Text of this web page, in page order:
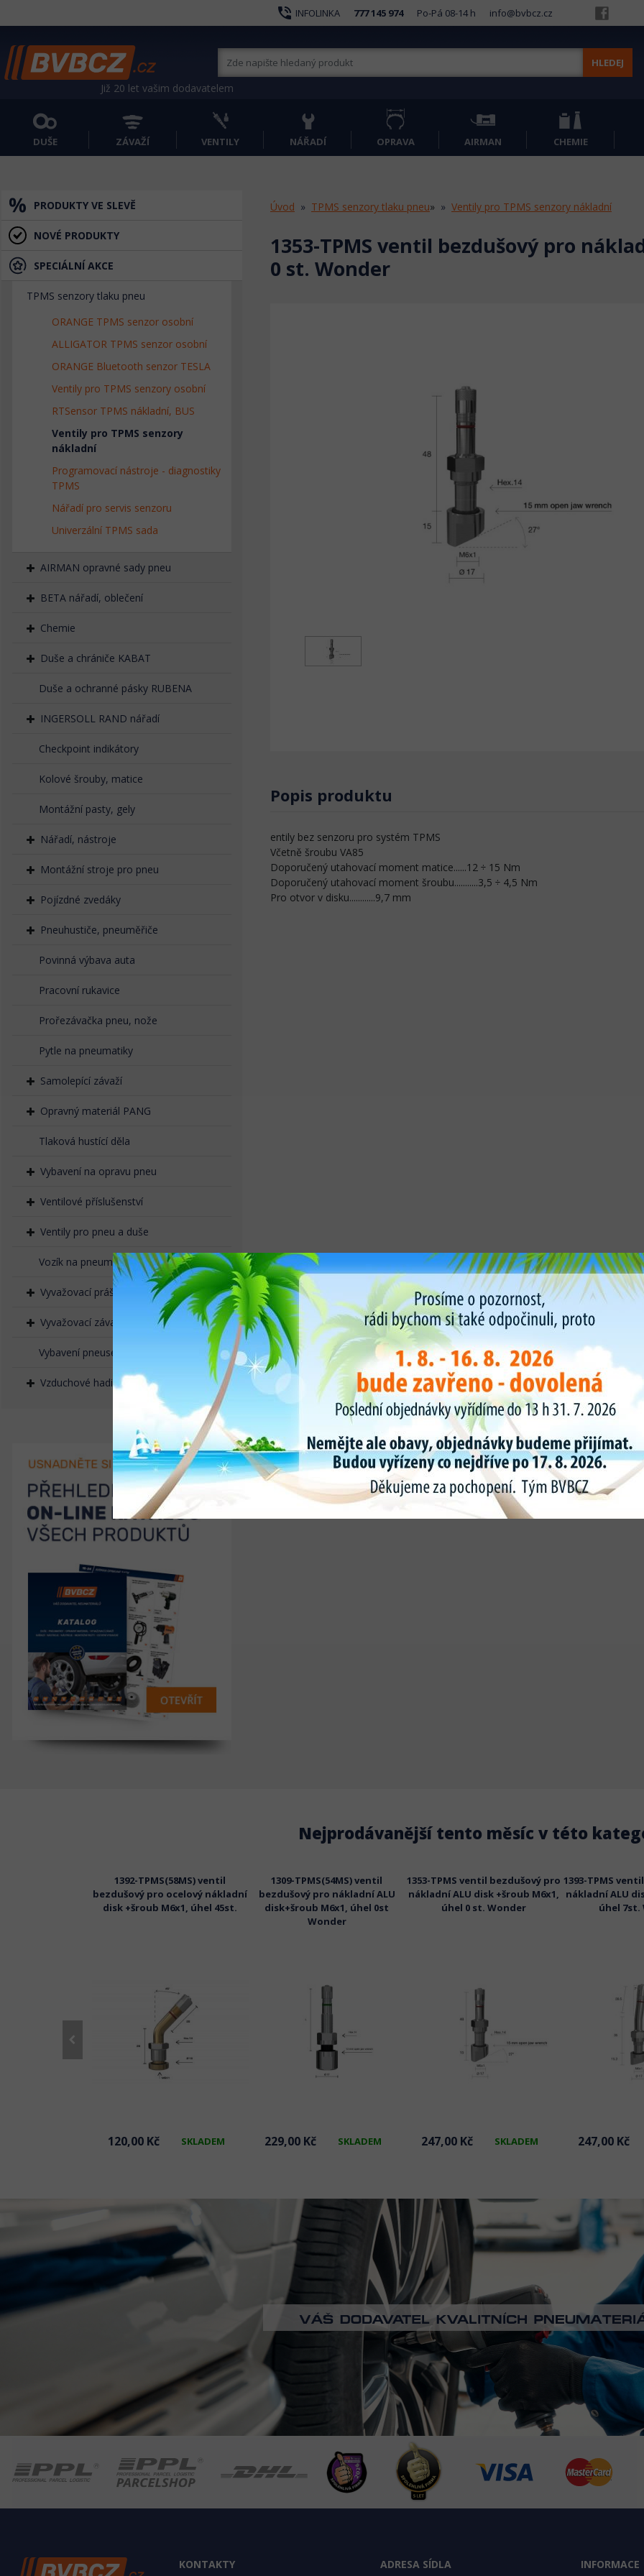
phone_in_talk INFOLINKA 777 145 974 Po-Pá 08-14 h info@bvbcz.cz
Již 20 let vašim dodavatelem
HLEDEJ
DUŠE ZÁVAŽÍ VENTILY NÁŘADÍ OPRAVA AIRMAN CHEMIE
PRODUKTY VE SLEVĚ
NOVÉ PRODUKTY
SPECIÁLNÍ AKCE
TPMS senzory tlaku pneu
ORANGE TPMS senzor osobní
ALLIGATOR TPMS senzor osobní
ORANGE Bluetooth senzor TESLA
Ventily pro TPMS senzory osobní
RTSensor TPMS nákladní, BUS
Ventily pro TPMS senzory
nákladní
Programovací nástroje - diagnostiky
TPMS
Nářadí pro servis senzoru
Univerzální TPMS sada
AIRMAN opravné sady pneu
BETA nářadí, oblečení
Chemie
Duše a chrániče KABAT
Duše a ochranné pásky RUBENA
INGERSOLL RAND nářadí
Checkpoint indikátory
Kolové šrouby, matice
Montážní pasty, gely
Nářadí, nástroje
Montážní stroje pro pneu
Pojízdné zvedáky
Pneuhustiče, pneuměřiče
Povinná výbava auta
Pracovní rukavice
Prořezávačka pneu, nože
Pytle na pneumatiky
Samolepící závaží
Opravný materiál PANG
Tlaková hustící děla
Vybavení na opravu pneu
Ventilové příslušenství
Ventily pro pneu a duše
Vozík na pneumatiky
Vyvažovací prášek, granulát
Vyvažovací závaží naklepávací
Vybavení pneuservisů
Vzduchové hadice, rychlospojky
Úvod TPMS senzory tlaku pneu» Ventily pro TPMS senzory nákladní
1353-TPMS ventil bezdušový pro
0 st. Wonder
Popis produktu
entily bez senzoru pro systém TPMS
Včetně šroubu VA85
Doporučený utahovací moment matice......12 ÷ 15 Nm
Doporučený utahovací moment šroubu...........3,5 ÷ 4,5 Nm
Pro otvor v disku............9,7 mm
Nejprodávanější tento měsíc v této
1392-TPMS(58MS) ventil
bezdušový pro ocelový nákladní
disk +šroub M6x1, úhel 45st.
120,00 Kč SKLADEM
1309-TPMS(54MS) ventil
bezdušový pro nákladní ALU
disk+šroub M6x1, úhel 0st
Wonder
229,00 Kč SKLADEM
1353-TPMS ventil bezdušový pro
nákladní ALU disk +šroub M6x1,
úhel 0 st. Wonder
247,00 Kč SKLADEM
1393-TPMS
nákladní ALU
úhel 7st.
247,00 Kč
KONTAKTY ADRESA SÍDLA INFORMACE